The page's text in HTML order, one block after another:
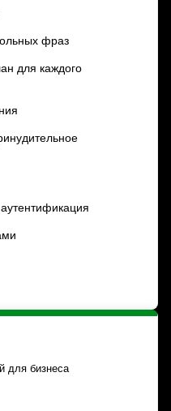
фраз
для каждого
для бизнеса